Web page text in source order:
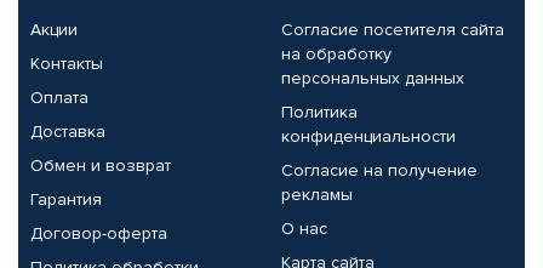
Акции
Контакты
Оплата
Доставка
Обмен и возврат
Гарантия
Договор-оферта
Согласие посетителя сайта
на обработку
персональных данных
Политика
конфиденциальности
Согласие на получение
рекламы
О нас
Карта сайта